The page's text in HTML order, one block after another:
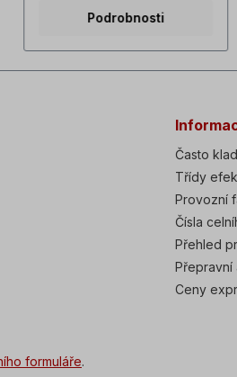
Motorové napínací skluzy se
řemenovým pohonem.
Motorizované napínací
pozinkované. Umožňují
snadné nastavení motoru na
řemenici při nastavování
vyznačují se plochým a
kompaktním provedením.
Všechny fotografie výrobků
jsou nezávazné příklady!
Podrobnosti
formuláře.
Často
Třídy
Provozní
Čísla
Přehled
Přepravní
Ceny